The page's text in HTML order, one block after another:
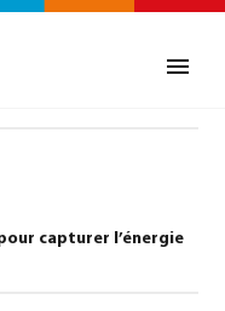
capturer l’énergie